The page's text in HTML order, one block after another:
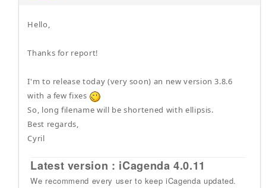
Hello,
Thanks for report!
I'm to release today (very soon) an new version 3.8.6
with a few fixes
So, long filename will be shortened with ellipsis.
Best regards,
Cyril
Latest version : iCagenda 4.0.11
We recommend every user to keep iCagenda updated.